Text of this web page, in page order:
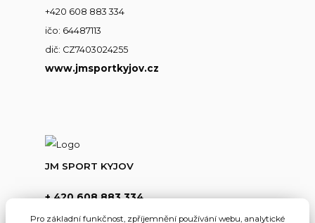
+420 608 883 334
ičo: 64487113
dič: CZ7403024255
www.jmsportkyjov.cz
JM SPORT KYJOV
+ 420 608 883 334
Pro základní funkčnost, zpříjemnění používání webu, analytické